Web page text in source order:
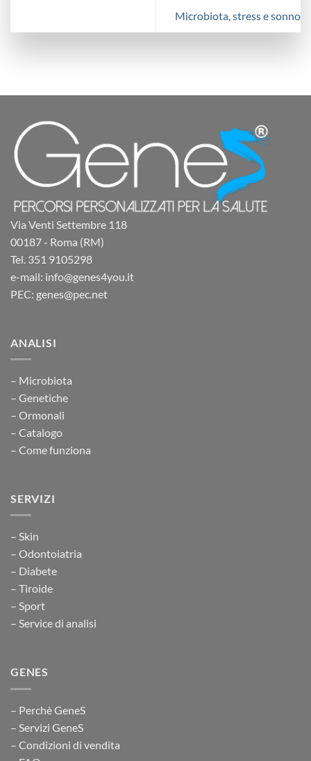
Microbiota, stress e sonno
Via Venti Settembre 118
00187 - Roma (RM)
Tel. 351 9105298
e-mail: info@genes4you.it
PEC: genes@pec.net
ANALISI
– Microbiota
– Genetiche
– Ormonali
– Catalogo
– Come funziona
SERVIZI
– Skin
– Odontoiatria
– Diabete
– Tiroide
– Sport
– Service di analisi
GENES
– Perchè GeneS
– Servizi GeneS
– Condizioni di vendita